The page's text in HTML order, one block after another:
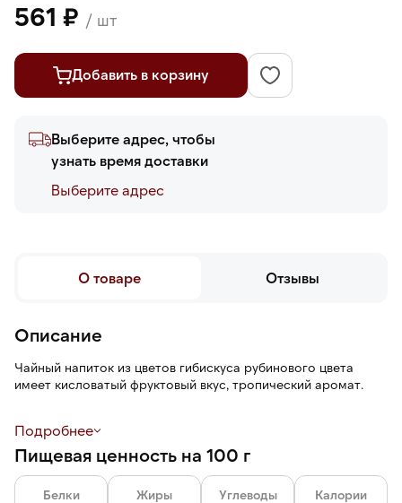
561 ₽ / шт
Добавить в корзину
Выберите адрес, чтобы
узнать время доставки
Выберите адреc
О товаре Отзывы
Описание
Чайный напиток из цветов гибискуса рубинового цвета
имеет кисловатый фруктовый вкус, тропический аромат.
конвертам.
Подробнее
Пищевая ценность на 100 г
Белки Жиры Углеводы Калории